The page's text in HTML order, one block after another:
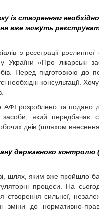
із створенням
вже можуть
з реєстрації рослинної
«Про лікарські
Перед підготовкою до
консультації.
АФІ розроблено та
засоби, який передбачає
днів (шляхом
державного контролю
шлях, яким вже пройшло
процеси. На
створення сильної,
зміни до нормативно-